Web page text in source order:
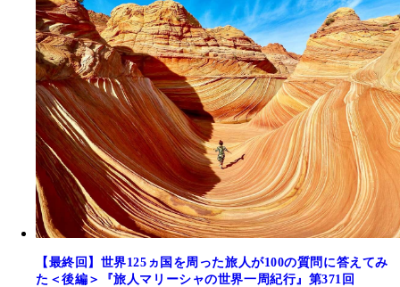
【最終回】世界125ヵ国を周った旅人が100の質問に答えてみ
た＜後編＞『旅人マリーシャの世界一周紀行』第371回